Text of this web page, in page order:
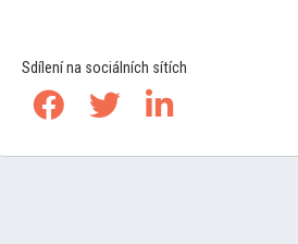
Sdílení na sociálních sítích